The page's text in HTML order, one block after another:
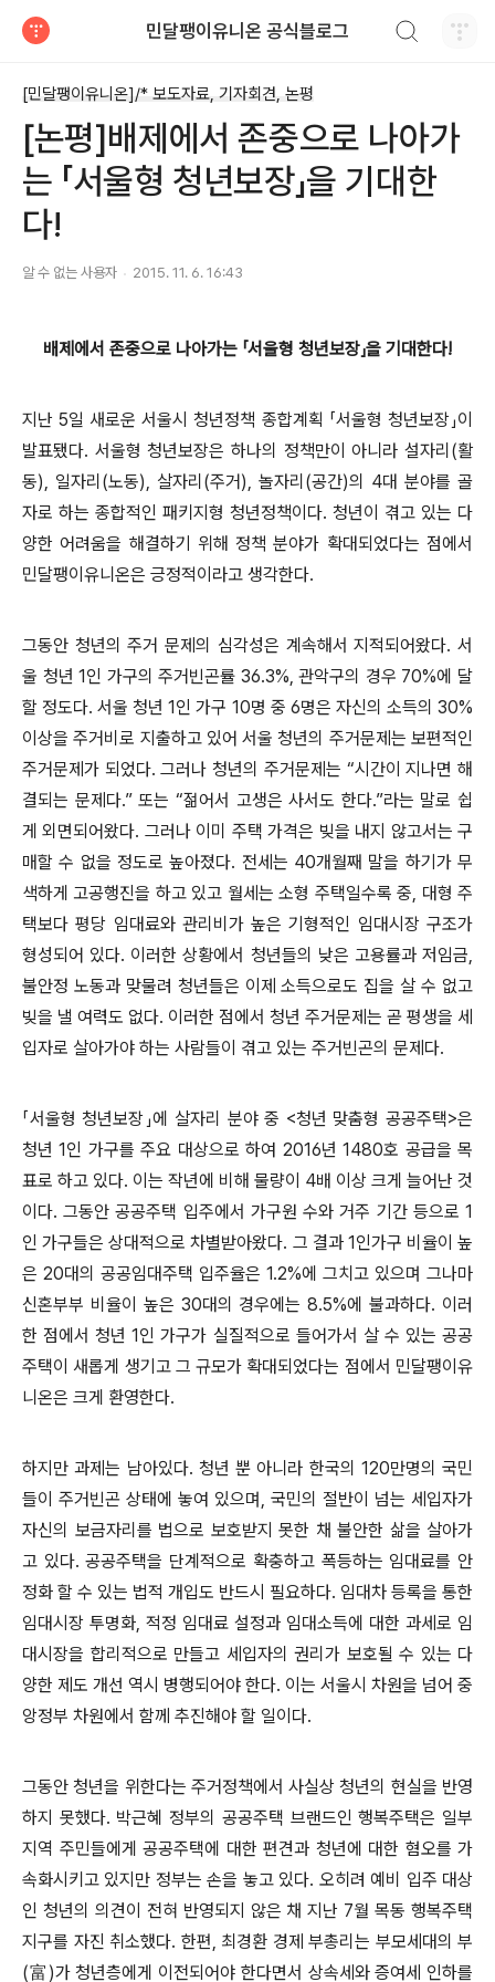
민달팽이유니온 공식블로그
[민달팽이유니온]/* 보도자료, 기자회견, 논평
[논평]배제에서 존중으로 나아가
는 「서울형 청년보장」을 기대한
다!
알 수 없는 사용자 2015. 11. 6. 16:43
배제에서 존중으로 나아가는 「서울형 청년보장」을 기대한다!
지난 5일 새로운 서울시 청년정책 종합계획 「서울형 청년보장」이
발표됐다. 서울형 청년보장은 하나의 정책만이 아니라 설자리(활
동), 일자리(노동), 살자리(주거), 놀자리(공간)의 4대 분야를 골
자로 하는 종합적인 패키지형 청년정책이다. 청년이 겪고 있는 다
양한 어려움을 해결하기 위해 정책 분야가 확대되었다는 점에서
민달팽이유니온은 긍정적이라고 생각한다.
그동안 청년의 주거 문제의 심각성은 계속해서 지적되어왔다. 서
울 청년 1인 가구의 주거빈곤률 36.3%, 관악구의 경우 70%에 달
할 정도다. 서울 청년 1인 가구 10명 중 6명은 자신의 소득의 30%
이상을 주거비로 지출하고 있어 서울 청년의 주거문제는 보편적인
주거문제가 되었다. 그러나 청년의 주거문제는 “시간이 지나면 해
결되는 문제다.” 또는 “젊어서 고생은 사서도 한다.”라는 말로 쉽
게 외면되어왔다. 그러나 이미 주택 가격은 빚을 내지 않고서는 구
매할 수 없을 정도로 높아졌다. 전세는 40개월째 말을 하기가 무
색하게 고공행진을 하고 있고 월세는 소형 주택일수록 중, 대형 주
택보다 평당 임대료와 관리비가 높은 기형적인 임대시장 구조가
형성되어 있다. 이러한 상황에서 청년들의 낮은 고용률과 저임금,
불안정 노동과 맞물려 청년들은 이제 소득으로도 집을 살 수 없고
빚을 낼 여력도 없다. 이러한 점에서 청년 주거문제는 곧 평생을 세
입자로 살아가야 하는 사람들이 겪고 있는 주거빈곤의 문제다.
「서울형 청년보장」에 살자리 분야 중 <청년 맞춤형 공공주택>은
청년 1인 가구를 주요 대상으로 하여 2016년 1480호 공급을 목
표로 하고 있다. 이는 작년에 비해 물량이 4배 이상 크게 늘어난 것
이다. 그동안 공공주택 입주에서 가구원 수와 거주 기간 등으로 1
인 가구들은 상대적으로 차별받아왔다. 그 결과 1인가구 비율이 높
은 20대의 공공임대주택 입주율은 1.2%에 그치고 있으며 그나마
신혼부부 비율이 높은 30대의 경우에는 8.5%에 불과하다. 이러
한 점에서 청년 1인 가구가 실질적으로 들어가서 살 수 있는 공공
주택이 새롭게 생기고 그 규모가 확대되었다는 점에서 민달팽이유
니온은 크게 환영한다.
하지만 과제는 남아있다. 청년 뿐 아니라 한국의 120만명의 국민
들이 주거빈곤 상태에 놓여 있으며, 국민의 절반이 넘는 세입자가
자신의 보금자리를 법으로 보호받지 못한 채 불안한 삶을 살아가
고 있다. 공공주택을 단계적으로 확충하고 폭등하는 임대료를 안
정화 할 수 있는 법적 개입도 반드시 필요하다. 임대차 등록을 통한
임대시장 투명화, 적정 임대료 설정과 임대소득에 대한 과세로 임
대시장을 합리적으로 만들고 세입자의 권리가 보호될 수 있는 다
양한 제도 개선 역시 병행되어야 한다. 이는 서울시 차원을 넘어 중
앙정부 차원에서 함께 추진해야 할 일이다.
그동안 청년을 위한다는 주거정책에서 사실상 청년의 현실을 반영
하지 못했다. 박근혜 정부의 공공주택 브랜드인 행복주택은 일부
지역 주민들에게 공공주택에 대한 편견과 청년에 대한 혐오를 가
속화시키고 있지만 정부는 손을 놓고 있다. 오히려 예비 입주 대상
인 청년의 의견이 전혀 반영되지 않은 채 지난 7월 목동 행복주택
지구를 자진 취소했다. 한편, 최경환 경제 부총리는 부모세대의 부
(富)가 청년층에게 이전되어야 한다면서 상속세와 증여세 인하를